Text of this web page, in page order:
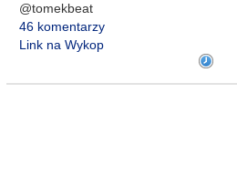
@tomekbeat
46 komentarzy
Link na Wykop